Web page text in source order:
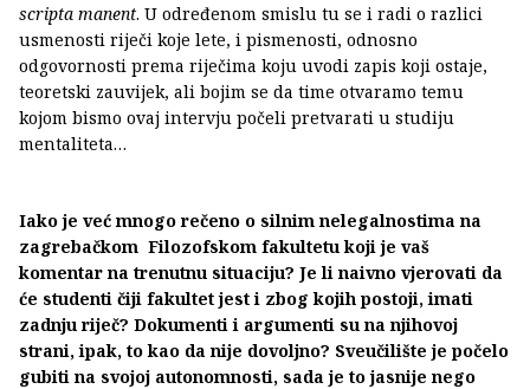
scripta manent. U određenom smislu tu se i radi o razlici
usmenosti riječi koje lete, i pismenosti, odnosno
odgovornosti prema riječima koju uvodi zapis koji ostaje,
teoretski zauvijek, ali bojim se da time otvaramo temu
kojom bismo ovaj intervju počeli pretvarati u studiju
mentaliteta…
Iako je već mnogo rečeno o silnim nelegalnostima na
zagrebačkom Filozofskom fakultetu koji je vaš
komentar na trenutnu situaciju? Je li naivno vjerovati da
će studenti čiji fakultet jest i zbog kojih postoji, imati
zadnju riječ? Dokumenti i argumenti su na njihovoj
strani, ipak, to kao da nije dovoljno? Sveučilište je počelo
gubiti na svojoj autonomnosti, sada je to jasnije nego